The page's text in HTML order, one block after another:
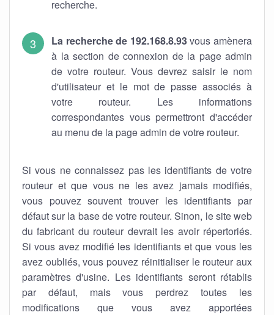
recherche.
La recherche de 192.168.8.93vous amènera
à la section de connexion de la page admin
de votre routeur. Vous devrez saisir le nom
d'utilisateur et le mot de passe associés à
votre routeur. Les informations
correspondantes vous permettront d'accéder
au menu de la page admin de votre routeur.
Si vous ne connaissez pas les identifiants de votre
routeur et que vous ne les avez jamais modifiés,
vous pouvez souvent trouver les identifiants par
défaut sur la base de votre routeur. Sinon, le site web
du fabricant du routeur devrait les avoir répertoriés.
Si vous avez modifié les identifiants et que vous les
avez oubliés, vous pouvez réinitialiser le routeur aux
paramètres d'usine. Les identifiants seront rétablis
par défaut, mais vous perdrez toutes les
modifications que vous avez apportées